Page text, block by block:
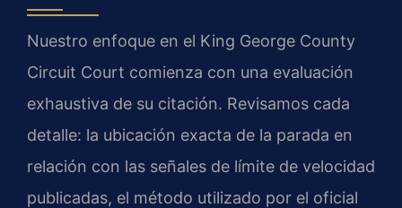
Nuestro enfoque en el King George County
Circuit Court comienza con una evaluación
exhaustiva de su citación. Revisamos cada
detalle: la ubicación exacta de la parada en
relación con las señales de límite de velocidad
publicadas, el método utilizado por el oficial